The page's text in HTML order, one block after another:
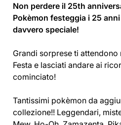
Non perdere il 25th
Pokèmon festeggia i 25
davvero speciale!
Grandi sorprese ti attendono
Festa e lasciati andare ai
cominciato!
Tantissimi pokèmon da
collezione!! Leggendari,